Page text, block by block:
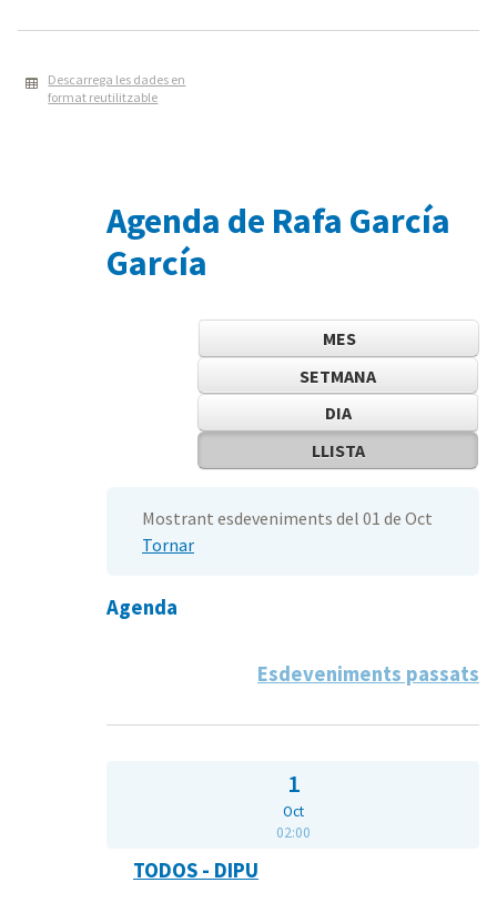
Descarrega les dades en
format reutilitzable
Agenda de Rafa García
García
MES
SETMANA
DIA
LLISTA
Mostrant esdeveniments del 01 de Oct
Tornar
Agenda
Esdeveniments passats
1
Oct
02:00
TODOS - DIPU